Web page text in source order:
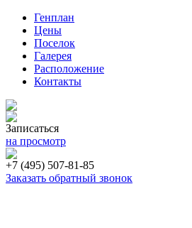
Генплан
Цены
Поселок
Галерея
Расположение
Контакты
Записаться
на просмотр
+7 (495) 507-81-85
Заказать обратный звонок